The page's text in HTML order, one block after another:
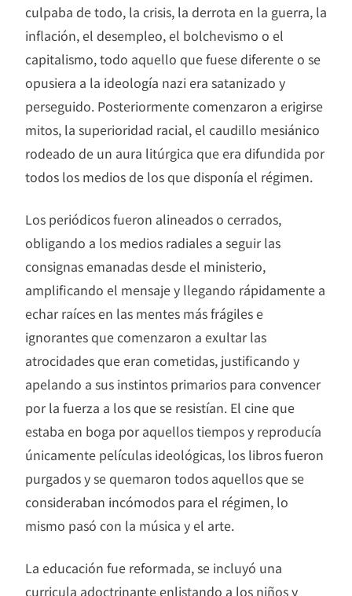
culpaba de todo, la crisis, la derrota en la guerra, la
inflación, el desempleo, el bolchevismo o el
capitalismo, todo aquello que fuese diferente o se
opusiera a la ideología nazi era satanizado y
perseguido. Posteriormente comenzaron a erigirse
mitos, la superioridad racial, el caudillo mesiánico
rodeado de un aura litúrgica que era difundida por
todos los medios de los que disponía el régimen.
Los periódicos fueron alineados o cerrados,
obligando a los medios radiales a seguir las
consignas emanadas desde el ministerio,
amplificando el mensaje y llegando rápidamente a
echar raíces en las mentes más frágiles e
ignorantes que comenzaron a exultar las
atrocidades que eran cometidas, justificando y
apelando a sus instintos primarios para convencer
por la fuerza a los que se resistían. El cine que
estaba en boga por aquellos tiempos y reproducía
únicamente películas ideológicas, los libros fueron
purgados y se quemaron todos aquellos que se
consideraban incómodos para el régimen, lo
mismo pasó con la música y el arte.
La educación fue reformada, se incluyó una
curricula adoctrinante enlistando a los niños y